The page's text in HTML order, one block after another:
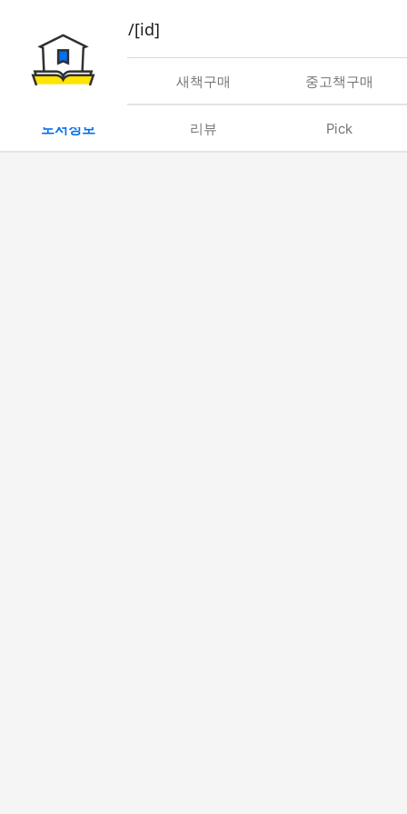
book/rent/[id]
대여 새책구매 중고책구매
도서정보 리뷰 Pick